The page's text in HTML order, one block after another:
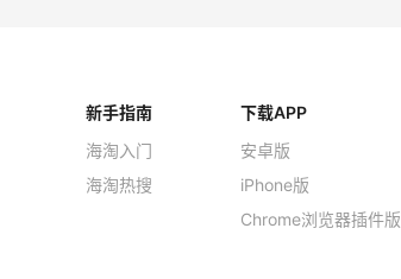
新手指南
海淘入门
海淘热搜
下载APP
安卓版
iPhone版
Chrome浏览器插件版